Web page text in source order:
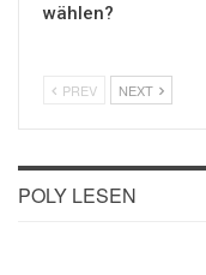
wählen?
PREV NEXT
POLY LESEN